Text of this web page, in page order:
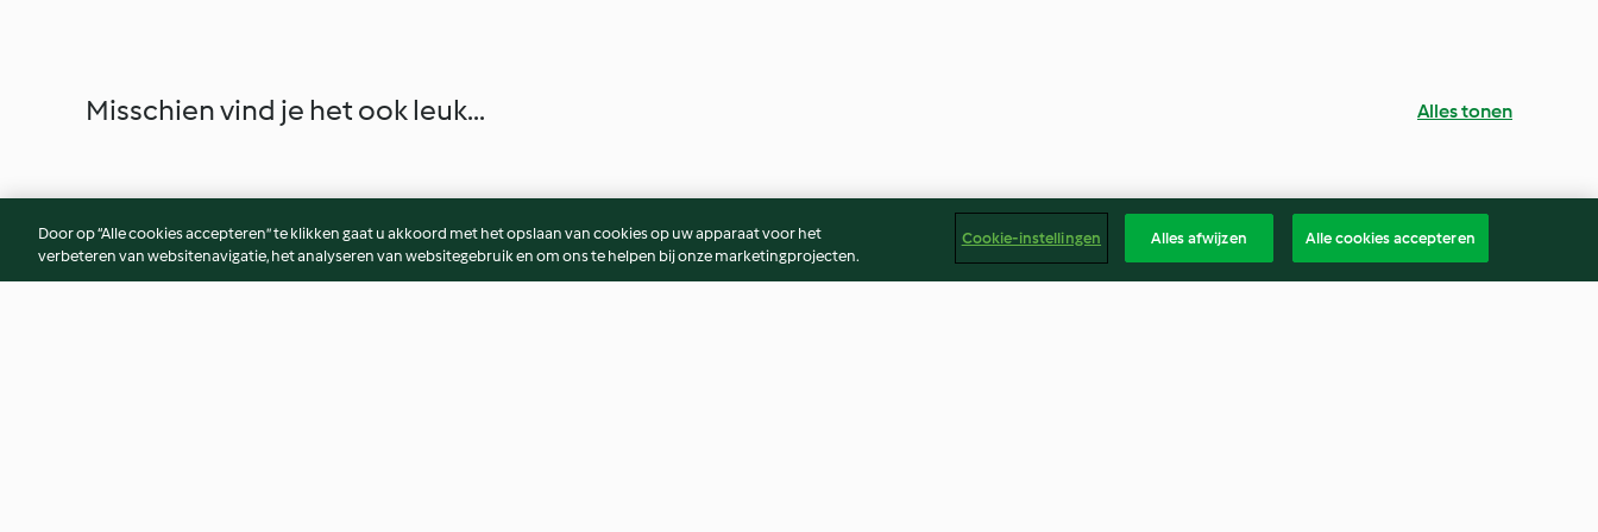
Misschien vind je het ook leuk... Alles tonen
Door op “Alle cookies accepteren” te klikken gaat u akkoord met het opslaan van cookies op uw apparaat voor het
verbeteren van websitenavigatie, het analyseren van websitegebruik en om ons te helpen bij onze marketingprojecten.
Cookie-instellingen Alles afwijzen Alle cookies accepteren